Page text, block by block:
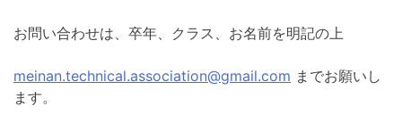
お問い合わせは、卒年、クラス、お名前を明記の上
meinan.technical.association@gmail.com までお願いし
ます。